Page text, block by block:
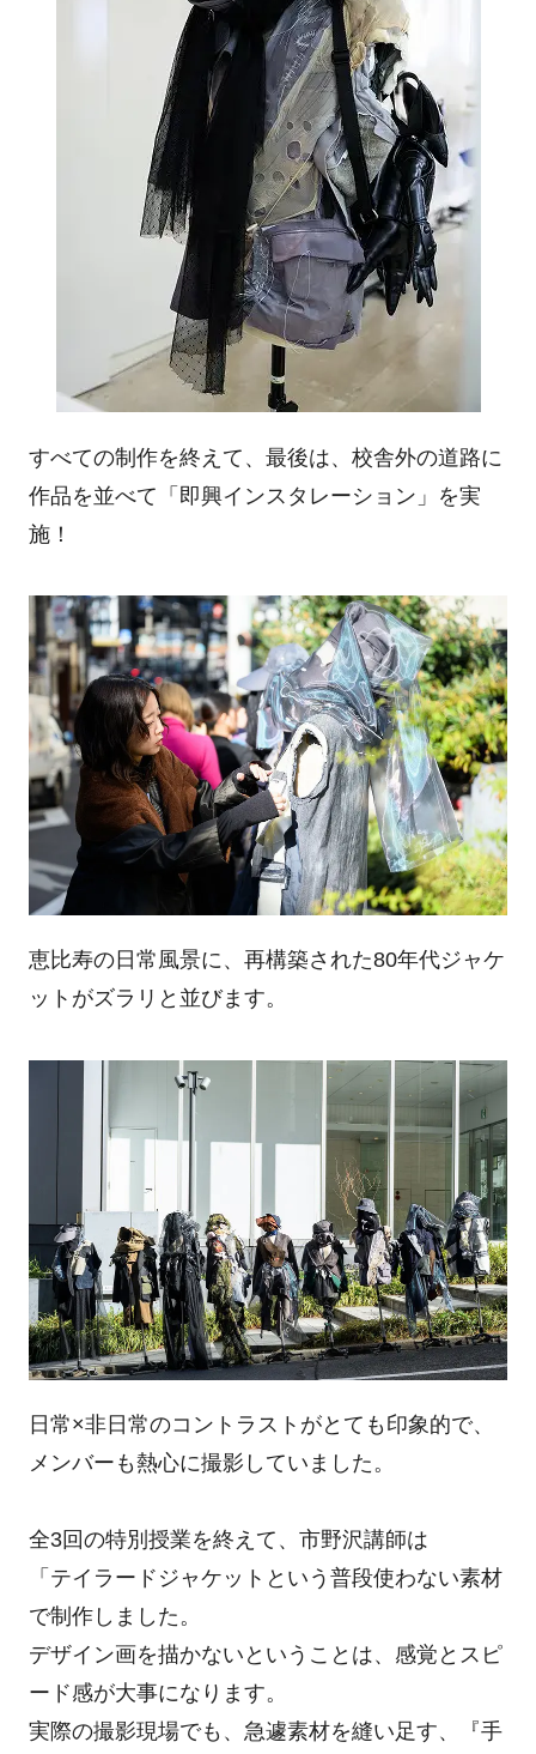
すべての制作を終えて、最後は、校舎外の道路に
作品を並べて「即興インスタレーション」を実
施！
恵比寿の日常風景に、再構築された80年代ジャケ
ットがズラリと並びます。
日常×非日常のコントラストがとても印象的で、
メンバーも熱心に撮影していました。
全3回の特別授業を終えて、市野沢講師は
「テイラードジャケットという普段使わない素材
で制作しました。
デザイン画を描かないということは、感覚とスピ
ード感が大事になります。
実際の撮影現場でも、急遽素材を縫い足す、『手